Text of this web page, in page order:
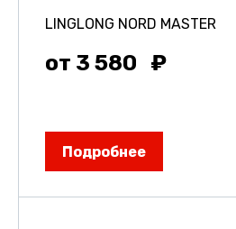
LINGLONG NORD MASTER
от 3 580
Подробнее